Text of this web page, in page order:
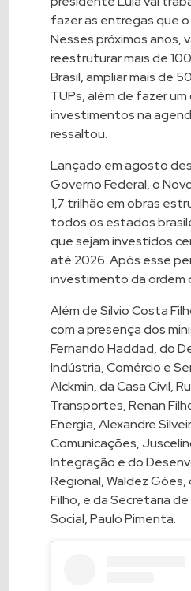
fazer as entregas que o
Nesses próximos anos,
reestruturar mais de
Brasil, ampliar mais de
TUPs, além de fazer
investimentos na
ressaltou.
Lançado em agosto
Governo Federal, o
1,7 trilhão em obras
todos os estados
que sejam investidos
até 2026. Após esse
investimento da ordem
Além de Silvio Costa
com a presença dos
Fernando Haddad, do
Indústria, Comércio e
Alckmin, da Casa Civil,
Transportes, Renan
Energia, Alexandre
Comunicações,
Integração e do
Regional, Waldez
Filho, e da Secretaria
Social, Paulo Pimenta.